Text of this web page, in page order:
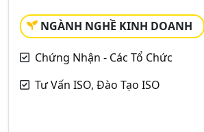
NGÀNH NGHỀ KINH DOANH
Chứng Nhận - Các Tổ Chức
Tư Vấn ISO, Đào Tạo ISO